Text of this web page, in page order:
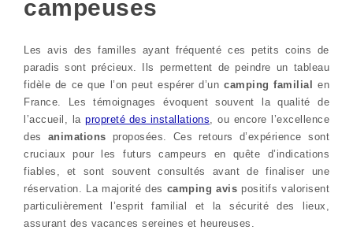
campeuses
Les avis des familles ayant fréquenté ces petits coins de
paradis sont précieux. Ils permettent de peindre un tableau
fidèle de ce que l’on peut espérer d’un camping familial
en
France. Les témoignages évoquent souvent la qualité de
l’accueil, la propreté des installations, ou encore l’excellence
des animations proposées. Ces retours d’expérience sont
cruciaux pour les futurs campeurs en quête d’indications
fiables, et sont souvent consultés avant de finaliser une
réservation. La majorité des camping avis positifs valorisent
particulièrement l’esprit familial et la sécurité des lieux,
assurant des vacances sereines et heureuses.